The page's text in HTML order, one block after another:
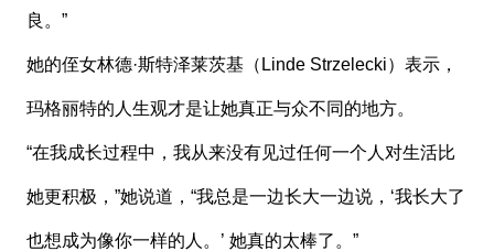
良。”
她的侄女林德·斯特泽莱茨基（Linde Strzelecki）表示，
玛格丽特的人生观才是让她真正与众不同的地方。
“在我成长过程中，我从来没有见过任何一个人对生活比
她更积极，”她说道，“我总是一边长大一边说，‘我长大了
也想成为像你一样的人。’ 她真的太棒了。”